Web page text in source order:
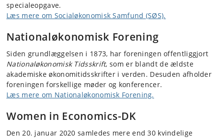
specialeopgave.
Læs mere om Socialøkonomisk Samfund (SØS).
Nationaløkonomisk Forening
Siden grundlæggelsen i 1873, har foreningen offentliggjort
Nationaløkonomisk Tidsskrift, som er blandt de ældste
akademiske økonomitidsskrifter i verden. Desuden afholder
foreningen forskellige møder og konferencer.
Læs mere om Nationaløkonomisk Forening.
Women in Economics-DK
Den 20. januar 2020 samledes mere end 30 kvindelige